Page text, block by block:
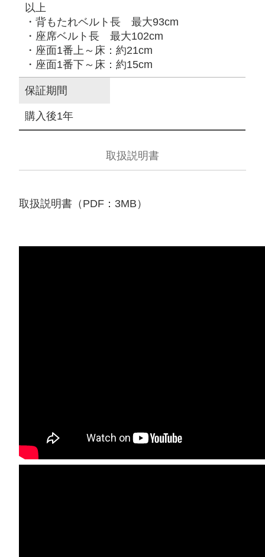
以上
・背もたれベルト長 最大93cm
・座席ベルト長 最大102cm
・座面1番上～床：約21cm
・座面1番下～床：約15cm
保証期間
購入後1年
取扱説明書
取扱説明書（PDF：3MB）